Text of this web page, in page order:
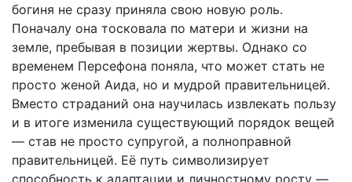
богиня не сразу приняла свою новую роль.
Поначалу она тосковала по матери и жизни на
земле, пребывая в позиции жертвы. Однако со
временем Персефона поняла, что может стать не
просто женой Аида, но и мудрой правительницей.
Вместо страданий она научилась извлекать пользу
и в итоге изменила существующий порядок вещей
— став не просто супругой, а полноправной
правительницей. Её путь символизирует